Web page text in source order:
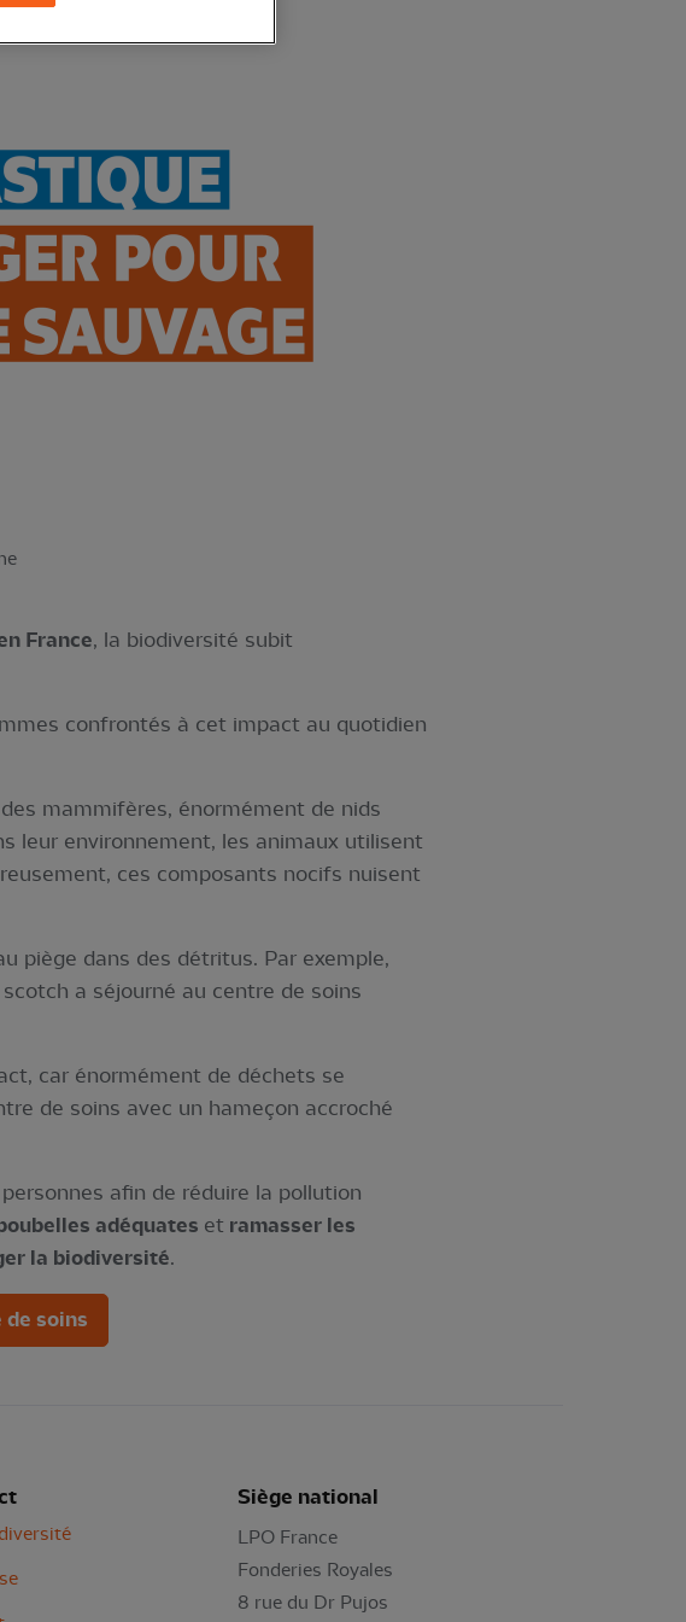
France, la biodiversité subit
confrontés à cet impact au quotidien
mammifères, énormément de nids
leur environnement, les animaux utilisent
ces composants nocifs nuisent
piège dans des détritus. Par exemple,
a séjourné au centre de soins
car énormément de déchets se
de soins avec un hameçon accroché
afin de réduire la pollution
adéquates et ramasser les
la biodiversité.
de soins
Siège national
LPO France
Fonderies Royales
8 rue du Dr Pujos